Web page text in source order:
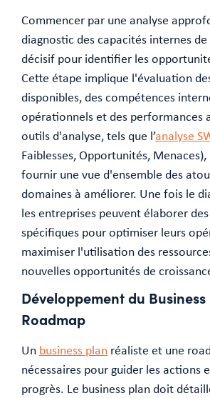
Commencer par une analyse
diagnostic des capacités internes
décisif pour identifier les
Cette étape implique l'évaluation
disponibles, des compétences
opérationnels et des performances
outils d'analyse, tels que l’analyse
Faiblesses, Opportunités,
fournir une vue d'ensemble des
domaines à améliorer. Une fois le
les entreprises peuvent élaborer
spécifiques pour optimiser leurs
maximiser l'utilisation des
nouvelles opportunités de
Développement du
Roadmap
Un business plan réaliste et une
nécessaires pour guider les actions
progrès. Le business plan doit